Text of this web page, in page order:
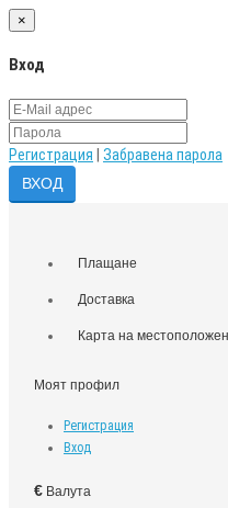
×
Вход
Регистрация Забравена парола
Плащане
Доставка
Карта на
Моят профил
Регистрация
Вход
€ Валута